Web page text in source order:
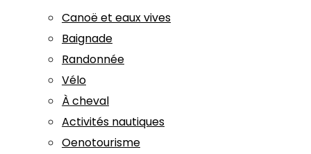
Canoë et eaux vives
Baignade
Randonnée
Vélo
À cheval
Activités nautiques
Oenotourisme